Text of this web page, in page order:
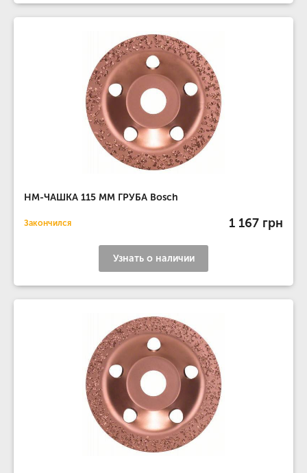
НМ-ЧАШКА 115 ММ ГРУБА Bosch
Закончился 1 167 грн
Узнать о наличии